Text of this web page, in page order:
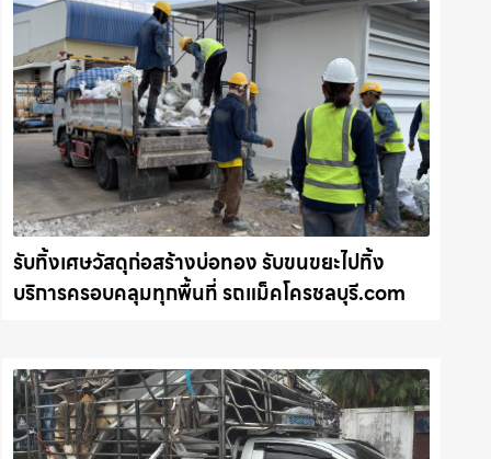
รับทิ้งเศษวัสดุก่อสร้างบ่อทอง รับขนขยะไปทิ้ง
บริการครอบคลุมทุกพื้นที่ รถแม็คโครชลบุรี.com